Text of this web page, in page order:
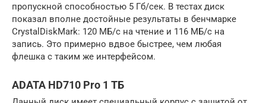
пропускной способностью 5 Гб/сек. В тестах диск
показал вполне достойные результаты в бенчмарке
CrystalDiskMark: 120 МБ/с на чтение и 116 МБ/с на
запись. Это примерно вдвое быстрее, чем любая
флешка с таким же интерфейсом.
ADATA HD710 Pro 1 ТБ